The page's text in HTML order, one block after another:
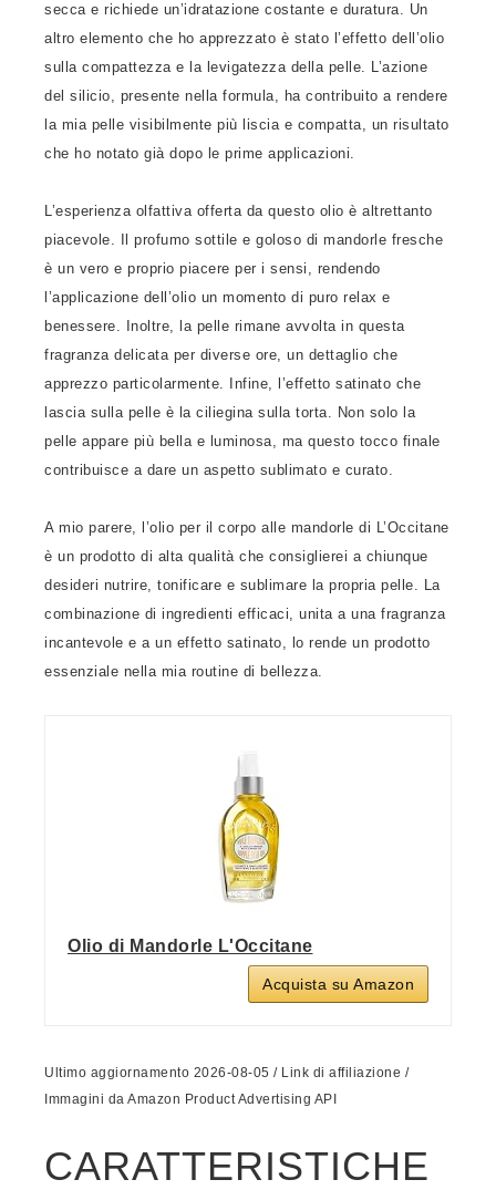
secca e richiede un’idratazione costante e duratura. Un
altro elemento che ho apprezzato è stato l’effetto dell’olio
sulla compattezza e la levigatezza della pelle. L’azione
del silicio, presente nella formula, ha contribuito a rendere
la mia pelle visibilmente più liscia e compatta, un risultato
che ho notato già dopo le prime applicazioni.
L’esperienza olfattiva offerta da questo olio è altrettanto
piacevole. Il profumo sottile e goloso di mandorle fresche
è un vero e proprio piacere per i sensi, rendendo
l’applicazione dell’olio un momento di puro relax e
benessere. Inoltre, la pelle rimane avvolta in questa
fragranza delicata per diverse ore, un dettaglio che
apprezzo particolarmente. Infine, l’effetto satinato che
lascia sulla pelle è la ciliegina sulla torta. Non solo la
pelle appare più bella e luminosa, ma questo tocco finale
contribuisce a dare un aspetto sublimato e curato.
A mio parere, l’olio per il corpo alle mandorle di L’Occitane
è un prodotto di alta qualità che consiglierei a chiunque
desideri nutrire, tonificare e sublimare la propria pelle. La
combinazione di ingredienti efficaci, unita a una fragranza
incantevole e a un effetto satinato, lo rende un prodotto
essenziale nella mia routine di bellezza.
Olio di Mandorle L'Occitane
Acquista su Amazon
Ultimo aggiornamento 2026-08-05 / Link di affiliazione /
Immagini da Amazon Product Advertising API
CARATTERISTICHE